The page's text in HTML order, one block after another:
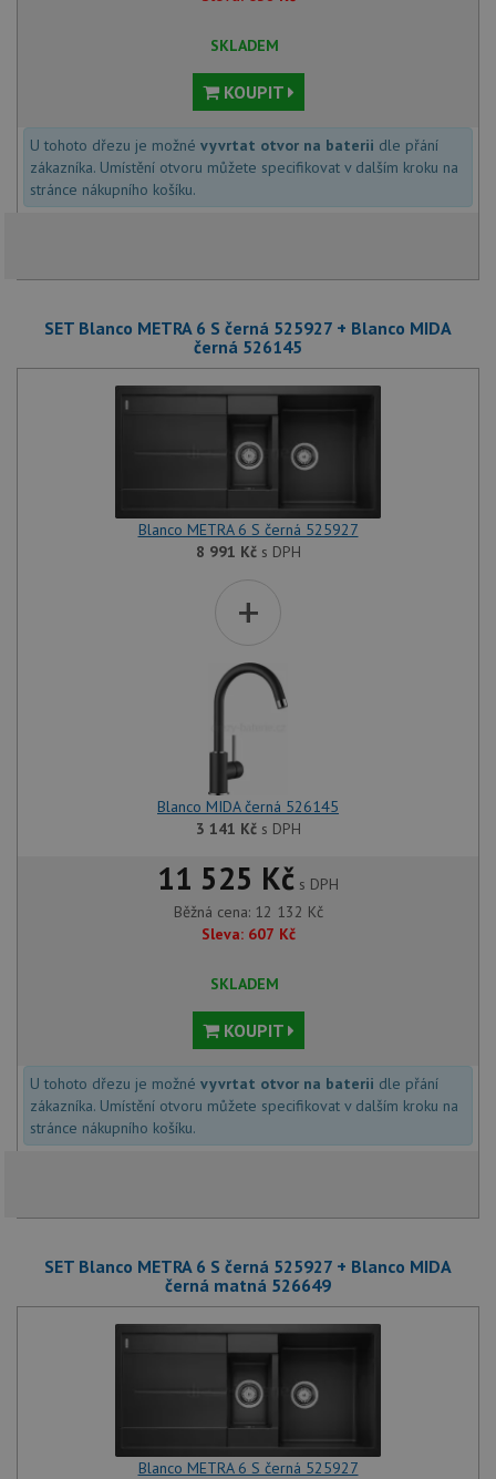
SKLADEM
KOUPIT
U tohoto dřezu je možné vyvrtat otvor na baterii dle přání
zákazníka. Umístění otvoru můžete specifikovat v dalším kroku na
stránce nákupního košíku.
SET Blanco METRA 6 S černá 525927 + Blanco MIDA
černá 526145
Blanco METRA 6 S černá 525927
8 991 Kčs DPH
+
Blanco MIDA černá 526145
3 141 Kčs DPH
11 525 Kč s DPH
Běžná cena: 12 132 Kč
Sleva: 607 Kč
SKLADEM
KOUPIT
U tohoto dřezu je možné vyvrtat otvor na baterii dle přání
zákazníka. Umístění otvoru můžete specifikovat v dalším kroku na
stránce nákupního košíku.
SET Blanco METRA 6 S černá 525927 + Blanco MIDA
černá matná 526649
Blanco METRA 6 S černá 525927